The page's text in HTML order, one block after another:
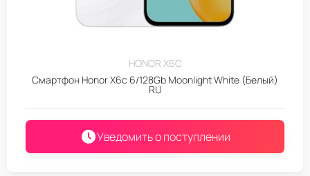
HONOR X6C
Смартфон Honor X6c 6/128Gb Moonlight White (Белый)
RU
Уведомить о поступлении